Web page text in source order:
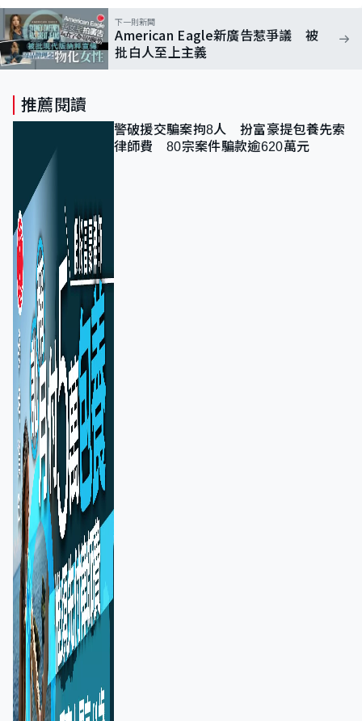
下一則新聞
American Eagle新廣告惹爭議 被
批白人至上主義
推薦閱讀
警破援交騙案拘8人 扮富豪提包養先索
律師費 80宗案件騙款逾620萬元